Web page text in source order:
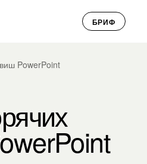
БРИФ
PowerPoint